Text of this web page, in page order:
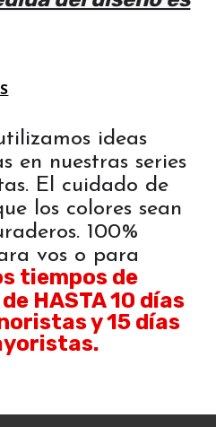
ideas
en nuestras series
El cuidado de
los colores sean
100%
vos o para
tiempos de
HASTA 10 días
y 15 días